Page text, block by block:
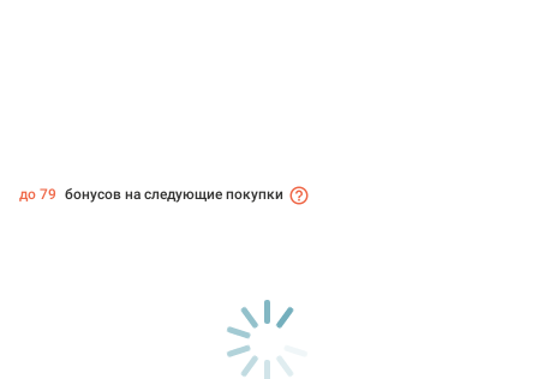
до 79 бонусов на следующие покупки